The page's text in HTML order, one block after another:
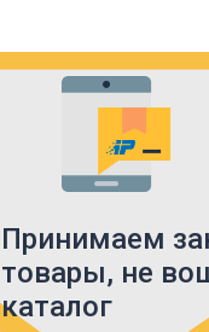
Принимаем
товары, не
каталог